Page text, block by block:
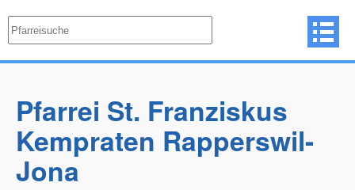
Pfarrei St. Franziskus
Kempraten Rapperswil-
Jona